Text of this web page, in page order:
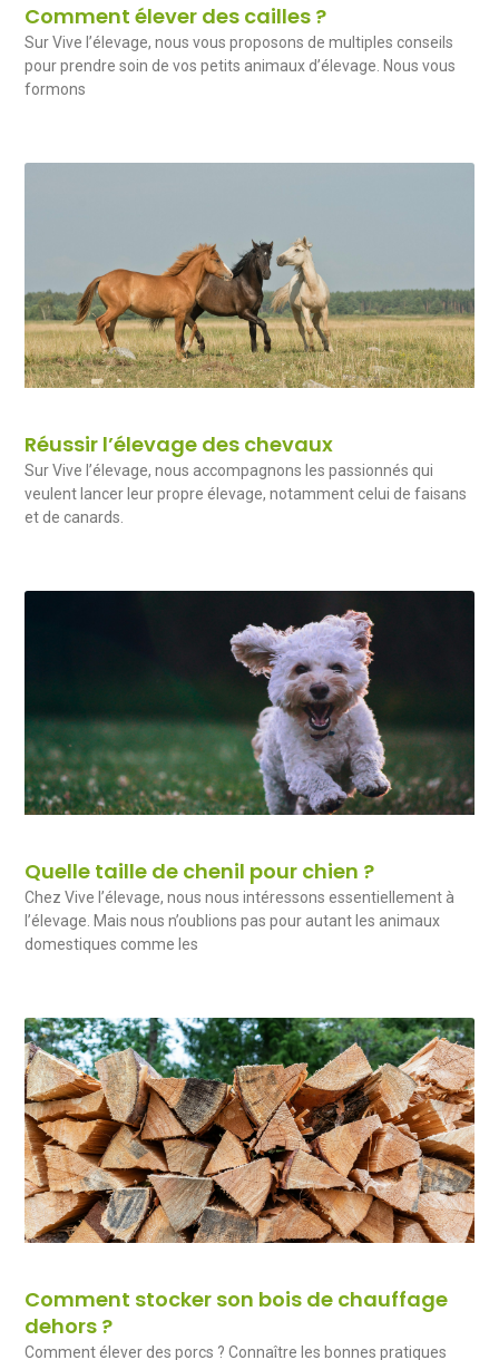
Comment élever des cailles ?
Sur Vive l’élevage, nous vous proposons de multiples conseils
pour prendre soin de vos petits animaux d’élevage. Nous vous
formons
Réussir l’élevage des chevaux
Sur Vive l’élevage, nous accompagnons les passionnés qui
veulent lancer leur propre élevage, notamment celui de faisans
et de canards.
Quelle taille de chenil pour chien ?
Chez Vive l’élevage, nous nous intéressons essentiellement à
l’élevage. Mais nous n’oublions pas pour autant les animaux
domestiques comme les
Comment stocker son bois de chauffage
dehors ?
Comment élever des porcs ? Connaître les bonnes pratiques